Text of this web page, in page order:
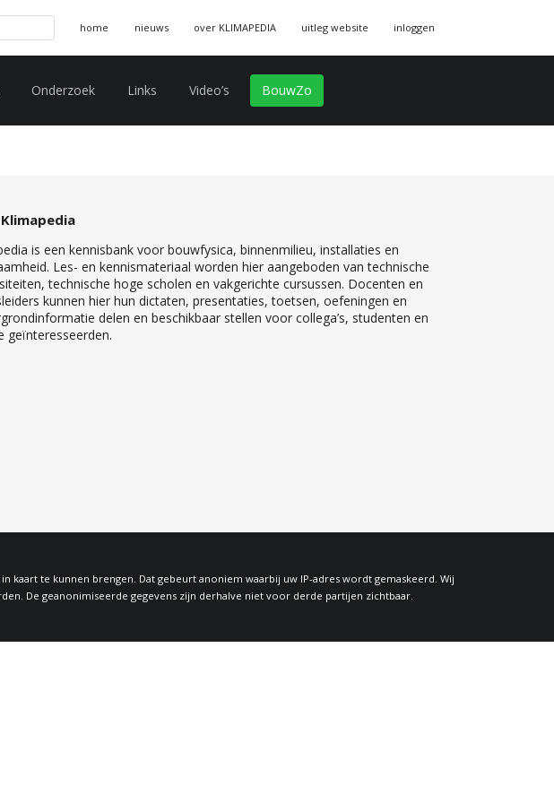
home nieuws over KLIMAPEDIA uitleg website inloggen
Onderzoek Links Video’s BouwZo
is een kennisbank voor bouwfysica, binnenmilieu, installaties en
Les- en kennismateriaal worden hier aangeboden van technische
technische hoge scholen en vakgerichte cursussen. Docenten en
kunnen hier hun dictaten, presentaties, toetsen, oefeningen en
delen en beschikbaar stellen voor collega’s, studenten en
geïnteresseerden.
te kunnen brengen. Dat gebeurt anoniem waarbij uw IP-adres wordt gemaskeerd. Wij
De geanonimiseerde gegevens zijn derhalve niet voor derde partijen zichtbaar.